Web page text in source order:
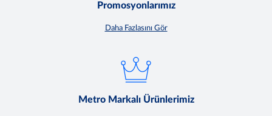
Promosyonlarımız
Daha Fazlasını Gör
Metro Markalı Ürünlerimiz